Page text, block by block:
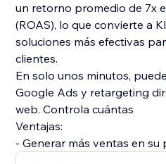
un retorno promedio de 7x
(ROAS), lo que convierte a
soluciones más efectivas
clientes.
En solo unos minutos,
Google Ads y retargeting
web. Controla cuántas
Ventajas:
- Generar más ventas en su